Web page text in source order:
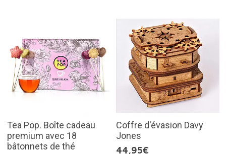
Tea Pop. Boîte cadeau
premium avec 18
bâtonnets de thé
Coffre d'évasion Davy
Jones
44,95€